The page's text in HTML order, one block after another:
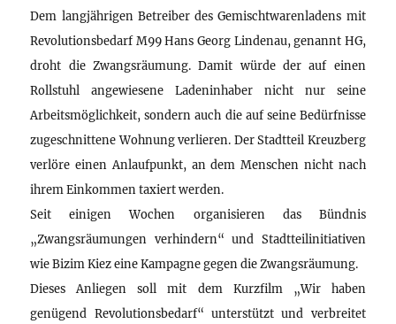
Dem langjährigen Betreiber des Gemischtwarenladens mit
Revolutionsbedarf M99 Hans Georg Lindenau, genannt HG,
droht die Zwangsräumung. Damit würde der auf einen
Rollstuhl angewiesene Ladeninhaber nicht nur seine
Arbeitsmöglichkeit, sondern auch die auf seine Bedürfnisse
zugeschnittene Wohnung verlieren. Der Stadtteil Kreuzberg
verlöre einen Anlaufpunkt, an dem Menschen nicht nach
ihrem Einkommen taxiert werden.
Seit einigen Wochen organisieren das Bündnis
„Zwangsräumungen verhindern“ und Stadtteilinitiativen
wie Bizim Kiez eine Kampagne gegen die Zwangsräumung.
Dieses Anliegen soll mit dem Kurzfilm „Wir haben
genügend Revolutionsbedarf“ unterstützt und verbreitet